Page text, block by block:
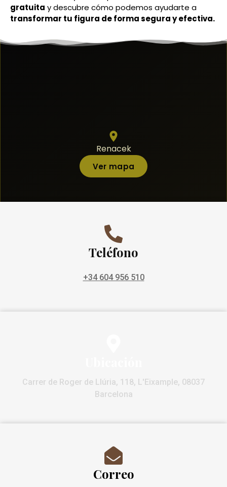
gratuita y descubre cómo podemos ayudarte a
transformar tu figura de forma segura y efectiva.
Renacek
Ver mapa
Teléfono
+34 604 956 510
Carrer de Roger de Llúria, 118, L'Eixample, 08037
Barcelona
Correo